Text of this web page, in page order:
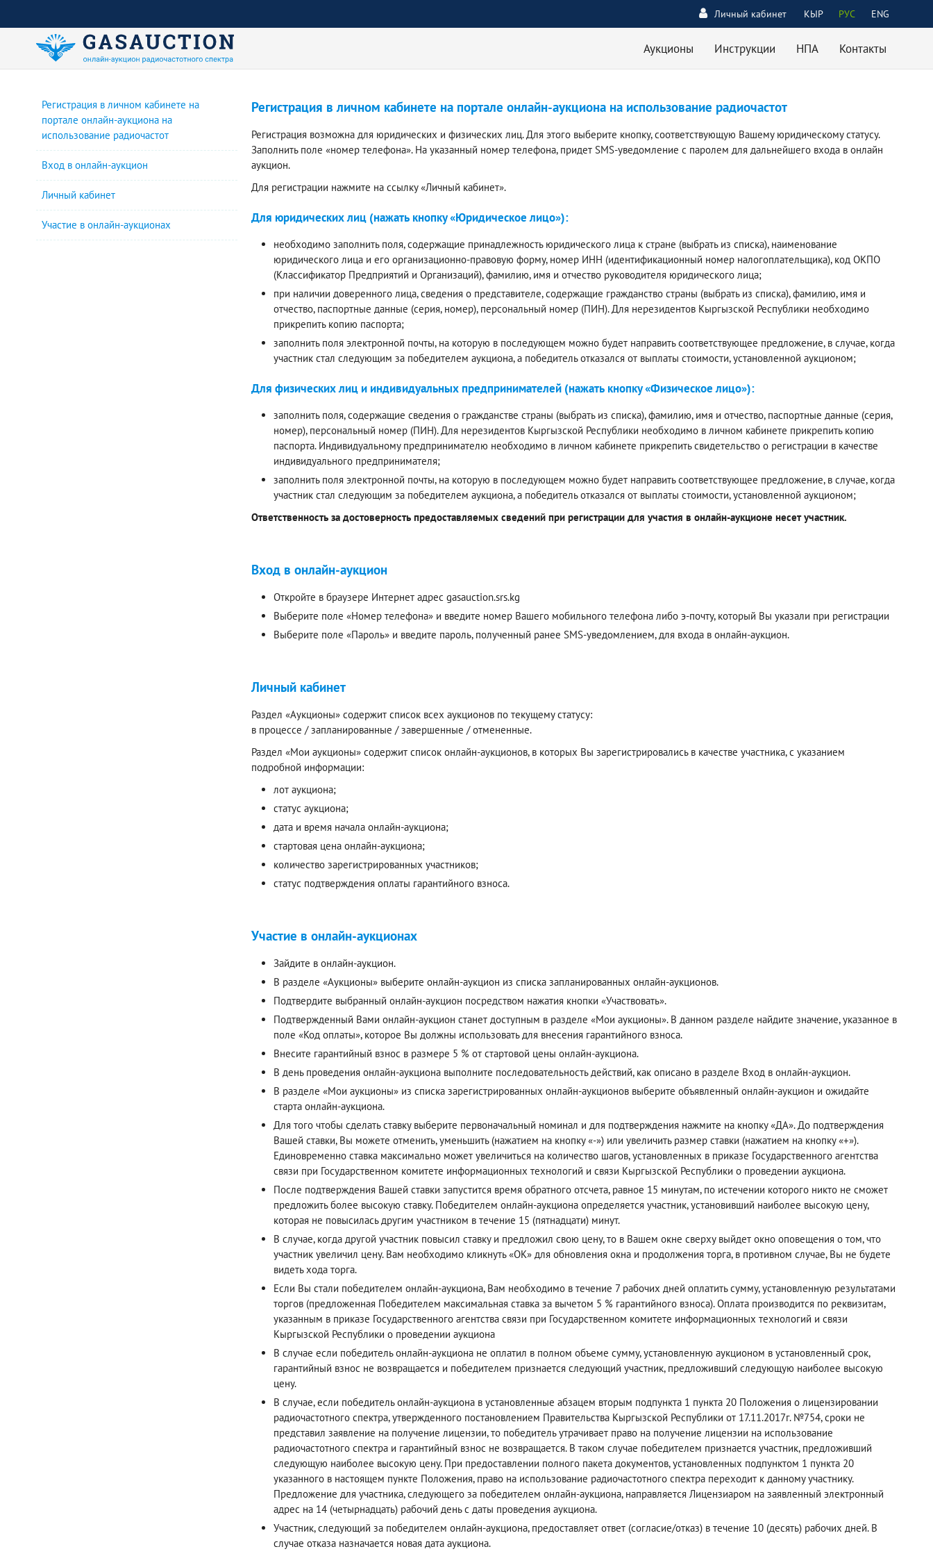
КЫР РУС ENG
Личный кабинет
Аукционы Инструкции НПА Контакты
Регистрация в личном кабинете на
портале онлайн-аукциона на
использование радиочастот
Вход в онлайн-аукцион
Личный кабинет
Участие в онлайн-аукционах
Регистрация в личном кабинете на портале онлайн-аукциона на использование радиочастот
Регистрация возможна для юридических и физических лиц. Для этого выберите кнопку, соответствующую Вашему юридическому статусу.
Заполнить поле «номер телефона». На указанный номер телефона, придет SMS-уведомление с паролем для дальнейшего входа в онлайн
аукцион.
Для регистрации нажмите на ссылку «Личный кабинет».
Для юридических лиц (нажать кнопку «Юридическое лицо»):
необходимо заполнить поля, содержащие принадлежность юридического лица к стране (выбрать из списка), наименование
юридического лица и его организационно-правовую форму, номер ИНН (идентификационный номер налогоплательщика), код ОКПО
(Классификатор Предприятий и Организаций), фамилию, имя и отчество руководителя юридического лица;
при наличии доверенного лица, сведения о представителе, содержащие гражданство страны (выбрать из списка), фамилию, имя и
отчество, паспортные данные (серия, номер), персональный номер (ПИН). Для нерезидентов Кыргызской Республики необходимо
прикрепить копию паспорта;
заполнить поля электронной почты, на которую в последующем можно будет направить соответствующее предложение, в случае, когда
участник стал следующим за победителем аукциона, а победитель отказался от выплаты стоимости, установленной аукционом;
Для физических лиц и индивидуальных предпринимателей (нажать кнопку «Физическое лицо»):
заполнить поля, содержащие сведения о гражданстве страны (выбрать из списка), фамилию, имя и отчество, паспортные данные (серия,
номер), персональный номер (ПИН). Для нерезидентов Кыргызской Республики необходимо в личном кабинете прикрепить копию
паспорта. Индивидуальному предпринимателю необходимо в личном кабинете прикрепить свидетельство о регистрации в качестве
индивидуального предпринимателя;
заполнить поля электронной почты, на которую в последующем можно будет направить соответствующее предложение, в случае, когда
участник стал следующим за победителем аукциона, а победитель отказался от выплаты стоимости, установленной аукционом;
Ответственность за достоверность предоставляемых сведений при регистрации для участия в онлайн-аукционе несет участник.
Вход в онлайн-аукцион
Откройте в браузере Интернет адрес gasauction.srs.kg
Выберите поле «Номер телефона» и введите номер Вашего мобильного телефона либо э-почту, который Вы указали при регистрации
Выберите поле «Пароль» и введите пароль, полученный ранее SMS-уведомлением, для входа в онлайн-аукцион.
Личный кабинет
Раздел «Аукционы» содержит список всех аукционов по текущему статусу:
в процессе / запланированные / завершенные / отмененные.
Раздел «Мои аукционы» содержит список онлайн-аукционов, в которых Вы зарегистрировались в качестве участника, с указанием
подробной информации:
лот аукциона;
статус аукциона;
дата и время начала онлайн-аукциона;
стартовая цена онлайн-аукциона;
количество зарегистрированных участников;
статус подтверждения оплаты гарантийного взноса.
Участие в онлайн-аукционах
Зайдите в онлайн-аукцион.
В разделе «Аукционы» выберите онлайн-аукцион из списка запланированных онлайн-аукционов.
Подтвердите выбранный онлайн-аукцион посредством нажатия кнопки «Участвовать».
Подтвержденный Вами онлайн-аукцион станет доступным в разделе «Мои аукционы». В данном разделе найдите значение, указанное в
поле «Код оплаты», которое Вы должны использовать для внесения гарантийного взноса.
Внесите гарантийный взнос в размере 5 % от стартовой цены онлайн-аукциона.
В день проведения онлайн-аукциона выполните последовательность действий, как описано в разделе Вход в онлайн-аукцион.
В разделе «Мои аукционы» из списка зарегистрированных онлайн-аукционов выберите объявленный онлайн-аукцион и ожидайте
старта онлайн-аукциона.
Для того чтобы сделать ставку выберите первоначальный номинал и для подтверждения нажмите на кнопку «ДА». До подтверждения
Вашей ставки, Вы можете отменить, уменьшить (нажатием на кнопку «-») или увеличить размер ставки (нажатием на кнопку «+»).
Единовременно ставка максимально может увеличиться на количество шагов, установленных в приказе Государственного агентства
связи при Государственном комитете информационных технологий и связи Кыргызской Республики о проведении аукциона.
После подтверждения Вашей ставки запустится время обратного отсчета, равное 15 минутам, по истечении которого никто не сможет
предложить более высокую ставку. Победителем онлайн-аукциона определяется участник, установивший наиболее высокую цену,
которая не повысилась другим участником в течение 15 (пятнадцати) минут.
В случае, когда другой участник повысил ставку и предложил свою цену, то в Вашем окне сверху выйдет окно оповещения о том, что
участник увеличил цену. Вам необходимо кликнуть «ОК» для обновления окна и продолжения торга, в противном случае, Вы не будете
видеть хода торга.
Если Вы стали победителем онлайн-аукциона, Вам необходимо в течение 7 рабочих дней оплатить сумму, установленную результатами
торгов (предложенная Победителем максимальная ставка за вычетом 5 % гарантийного взноса). Оплата производится по реквизитам,
указанным в приказе Государственного агентства связи при Государственном комитете информационных технологий и связи
Кыргызской Республики о проведении аукциона
В случае если победитель онлайн-аукциона не оплатил в полном объеме сумму, установленную аукционом в установленный срок,
гарантийный взнос не возвращается и победителем признается следующий участник, предложивший следующую наиболее высокую
цену.
В случае, если победитель онлайн-аукциона в установленные абзацем вторым подпункта 1 пункта 20 Положения о лицензировании
радиочастотного спектра, утвержденного постановлением Правительства Кыргызской Республики от 17.11.2017г. №754, сроки не
представил заявление на получение лицензии, то победитель утрачивает право на получение лицензии на использование
радиочастотного спектра и гарантийный взнос не возвращается. В таком случае победителем признается участник, предложивший
следующую наиболее высокую цену. При предоставлении полного пакета документов, установленных подпунктом 1 пункта 20
указанного в настоящем пункте Положения, право на использование радиочастотного спектра переходит к данному участнику.
Предложение для участника, следующего за победителем онлайн-аукциона, направляется Лицензиаром на заявленный электронный
адрес на 14 (четырнадцать) рабочий день с даты проведения аукциона.
Участник, следующий за победителем онлайн-аукциона, предоставляет ответ (согласие/отказ) в течение 10 (десять) рабочих дней. В
случае отказа назначается новая дата аукциона.